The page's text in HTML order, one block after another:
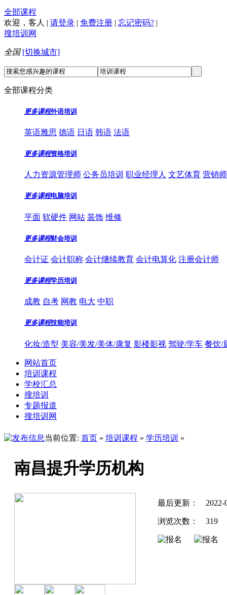
全部课程
欢迎， 客人 | 请登录 | 免费注册 | 忘记密码? |
搜培训网
全国 [切换城市]
全部课程分类
更多课程外语培训
英语雅思 德语 日语 韩语 法语
更多课程资格培训
人力资源管理师 公务员培训 职业经理人 文艺体育 营销
更多课程电脑培训
平面 软硬件 网站 装饰 维修
更多课程财会培训
会计证 会计职称 会计继续教育 会计电算化 注册会计师
更多课程学历培训
成教 自考 网教 电大 中职
更多课程技能培训
化妆/造型 美容/美发/美体/康复 影楼影视 驾驶/学车 餐饮/
网站首页
培训课程
学校汇总
搜培训
专题报道
搜培训网
当前位置: 首页 » 培训课程 » 学历培训 »
南昌提升学历机构
最后更新： 2022-
浏览次数： 319